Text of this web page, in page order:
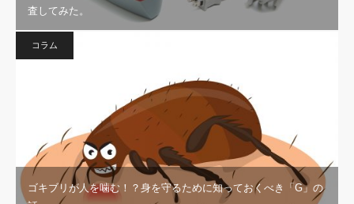
査してみた。
コラム
ゴキブリが人を噛む！？身を守るために知っておくべき「G」の